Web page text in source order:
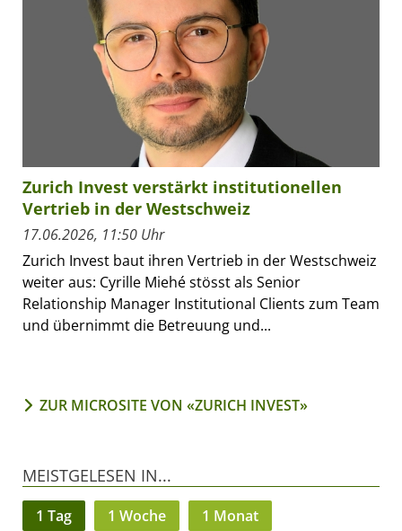
Zurich Invest verstärkt institutionellen
Vertrieb in der Westschweiz
17.06.2026, 11:50 Uhr
Zurich Invest baut ihren Vertrieb in der Westschweiz
weiter aus: Cyrille Miehé stösst als Senior
Relationship Manager Institutional Clients zum Team
und übernimmt die Betreuung und...
ZUR MICROSITE VON «ZURICH INVEST»
MEISTGELESEN IN...
1 Tag 1 Woche 1 Monat